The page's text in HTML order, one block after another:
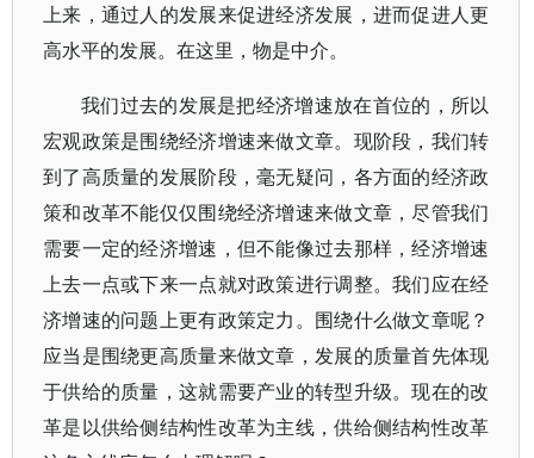
上来，通过人的发展来促进经济发展，进而促进人更
高水平的发展。在这里，物是中介。
我们过去的发展是把经济增速放在首位的，所以
宏观政策是围绕经济增速来做文章。现阶段，我们转
到了高质量的发展阶段，毫无疑问，各方面的经济政
策和改革不能仅仅围绕经济增速来做文章，尽管我们
需要一定的经济增速，但不能像过去那样，经济增速
上去一点或下来一点就对政策进行调整。我们应在经
济增速的问题上更有政策定力。围绕什么做文章呢？
应当是围绕更高质量来做文章，发展的质量首先体现
于供给的质量，这就需要产业的转型升级。现在的改
革是以供给侧结构性改革为主线，供给侧结构性改革